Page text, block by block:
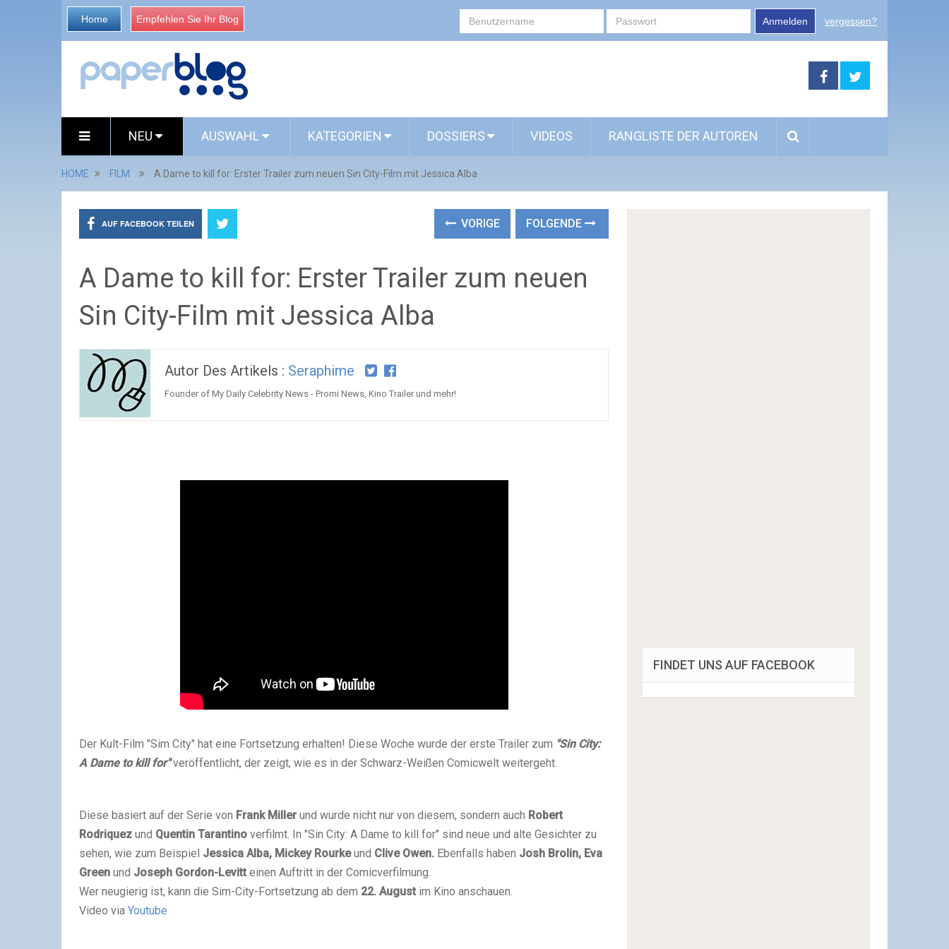
Home Empfehlen Sie Ihr Blog Anmelden vergessen?
NEU AUSWAHL KATEGORIEN DOSSIERS VIDEOS RANGLISTE DER AUTOREN
HOME FILM A Dame to kill for: Erster Trailer zum neuen Sin City-Film mit Jessica Alba
AUF FACEBOOK TEILEN VORIGE FOLGENDE
A Dame to kill for: Erster Trailer zum neuen
Sin City-Film mit Jessica Alba
Autor Des Artikels : Seraphime
Founder of My Daily Celebrity News - Promi News, Kino Trailer und mehr!
Der Kult-Film "Sim City" hat eine Fortsetzung erhalten! Diese Woche wurde der erste Trailer zum "Sin City:
A Dame to kill for"veröffentlicht, der zeigt, wie es in der Schwarz-Weißen Comicwelt weitergeht.
Diese basiert auf der Serie von Frank Miller und wurde nicht nur von diesem, sondern auch Robert
Rodriquez und Quentin Tarantino verfilmt. In "Sin City: A Dame to kill for" sind neue und alte Gesichter zu
sehen, wie zum Beispiel Jessica Alba, Mickey Rourkeund Clive Owen. Ebenfalls haben Josh Brolin, Eva
Green und Joseph Gordon-Levitt einen Auftritt in der Comicverfilmung.
Wer neugierig ist, kann die Sim-City-Fortsetzung ab dem 22. August im Kino anschauen.
Video via Youtube
FINDET UNS AUF FACEBOOK